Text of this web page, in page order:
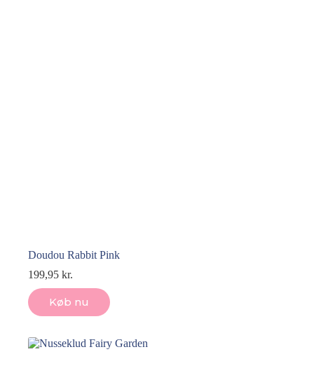
Doudou Rabbit Pink
199,95 kr.
Køb nu